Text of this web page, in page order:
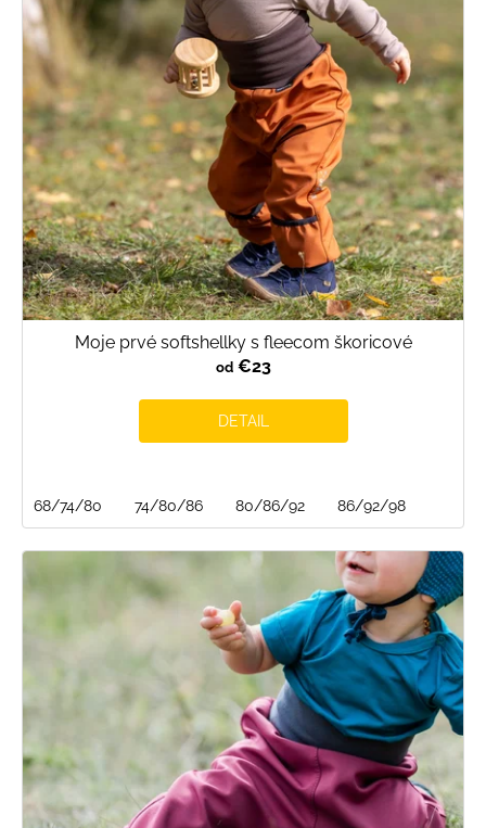
p
o
d
u
k
t
o
v
Moje prvé softshellky s fleecom škoricové
od€23
DETAIL
68/74/80 74/80/86 80/86/92 86/92/98